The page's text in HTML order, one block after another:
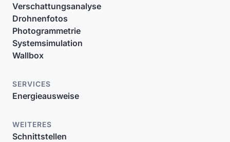
Verschattungsanalyse
Drohnenfotos
Photogrammetrie
Systemsimulation
Wallbox
SERVICES
Energieausweise
WEITERES
Schnittstellen